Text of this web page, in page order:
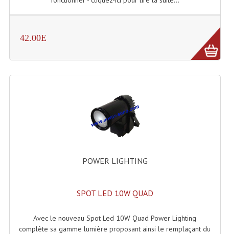
Lasers (Effets Volumetriques)
Effets Lumineux À Leds
Effets Lumineux, Centre De Piste
Electronique Commande Light
Consoles Éclairage DMX
42.00E
POWER LIGHTING
SPOT LED 10W QUAD
Avec le nouveau Spot Led 10W Quad Power Lighting
complète sa gamme lumière proposant ainsi le remplaçant du